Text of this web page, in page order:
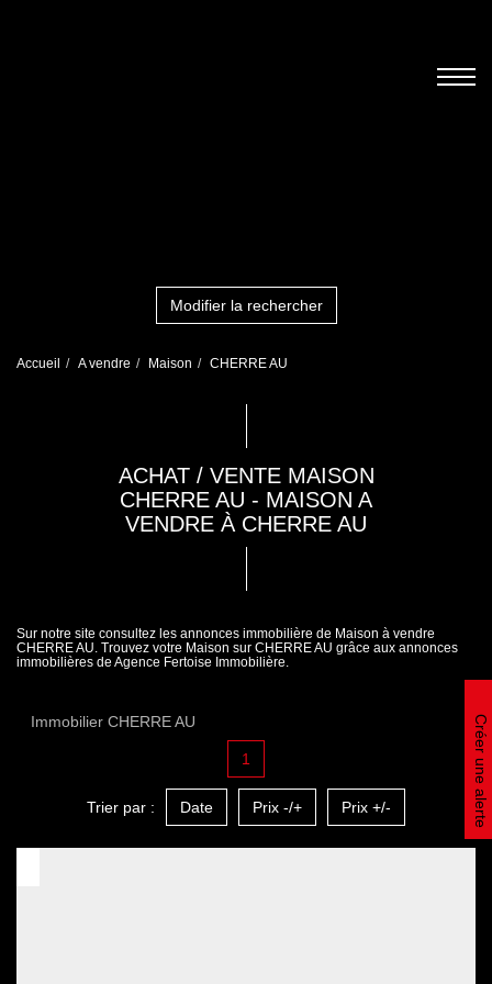
Modifier la rechercher
Accueil A vendre Maison CHERRE AU
ACHAT / VENTE MAISON
CHERRE AU - MAISON A
VENDRE À CHERRE AU
Sur notre site consultez les annonces immobilière de Maison à vendre
CHERRE AU. Trouvez votre Maison sur CHERRE AU grâce aux annonces
immobilières de Agence Fertoise Immobilière.
Immobilier CHERRE AU Créer une alerte
1
Trier par : Date Prix -/+ Prix +/-